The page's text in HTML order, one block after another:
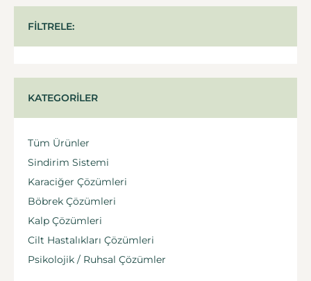
FILTRELE:
KATEGORILER
Tüm Ürünler
Sindirim Sistemi
Karaciğer Çözümleri
Böbrek Çözümleri
Kalp Çözümleri
Cilt Hastalıkları Çözümleri
Psikolojik / Ruhsal Çözümler